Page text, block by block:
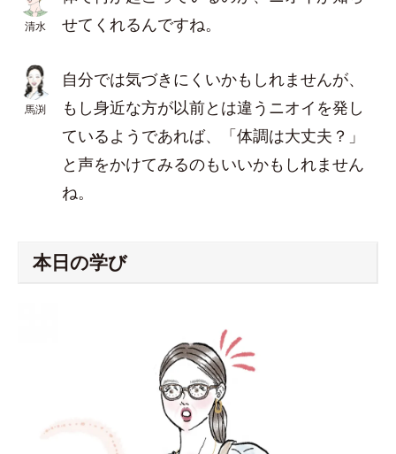
清水
せてくれるんですね。
馬渕
自分では気づきにくいかもしれませんが、
もし身近な方が以前とは違うニオイを発し
ているようであれば、「体調は大丈夫？」
と声をかけてみるのもいいかもしれません
ね。
本日の学び